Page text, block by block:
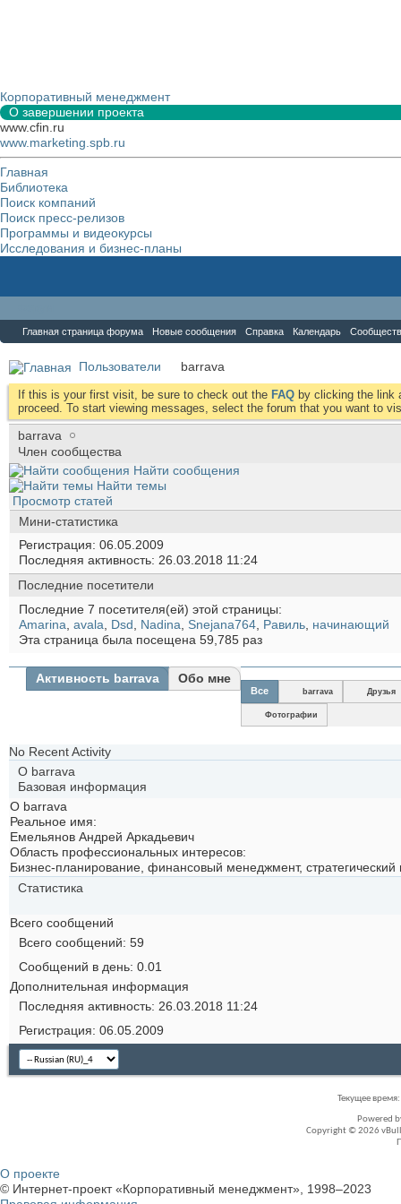
Корпоративный менеджмент
О завершении проекта
www.cfin.ru
www.marketing.spb.ru
Главная
Библиотека
Поиск компаний
Поиск пресс-релизов
Программы и видеокурсы
Исследования и бизнес-планы
Главная страница форума Новые сообщения Справка Календарь
Пользователи barrava
If this is your first visit, be sure to check out the FAQ by clicking the link
proceed. To start viewing messages, select the forum that you want to
barrava
Член сообщества
Найти сообщения
Найти темы
Просмотр статей
Мини-статистика
Регистрация 06.05.2009
Последняя активность 26.03.2018 11:24
Последние посетители
Последние 7 посетителя(ей) этой страницы:
Amarina, avala, Dsd, Nadina, Snejana764, Равиль, начинающий
Эта страница была посещена 59,785 раз
Активность barrava Обо мне
Все barrava Друзья
Фотографии
No Recent Activity
О barrava
Базовая информация
О barrava
Реальное имя:
Емельянов Андрей Аркадьевич
Область профессиональных интересов:
Бизнес-планирование, финансовый менеджмент,
Статистика
Всего сообщений
Всего сообщений 59
Сообщений в день 0.01
Дополнительная информация
Последняя активность 26.03.2018 11:24
Регистрация 06.05.2009
Текущее время:
Powered
Copyright © 2026
О проекте
© Интернет-проект «Корпоративный менеджмент», 1998–2023